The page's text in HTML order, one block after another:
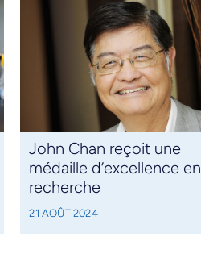
John Chan reçoit une
médaille d’excellence en
recherche
21 AOÛT 2024